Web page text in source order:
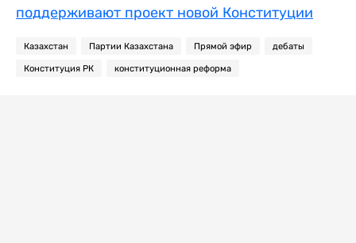
поддерживают проект новой Конституции
Казахстан Партии Казахстана Прямой эфир дебаты
Конституция РК конституционная реформа